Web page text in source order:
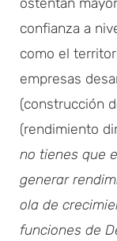
confianza a
como el
empresas
(construcción
(rendimiento
no tienes que
generar
ola de
funciones de